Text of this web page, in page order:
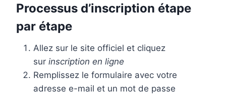
Processus d’inscription étape
par étape
Allez sur le site officiel et cliquez
sur inscription en ligne
Remplissez le formulaire avec votre
adresse e-mail et un mot de passe